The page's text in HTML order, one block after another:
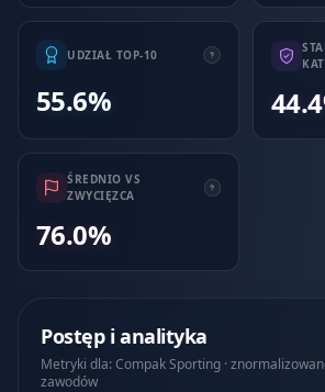
UDZIAŁ TOP-10
55.6%
ŚREDNIO VS
ZWYCIĘZCA
76.0%
Postęp i analityka
Metryki dla: Compak Sporting ·
zawodów